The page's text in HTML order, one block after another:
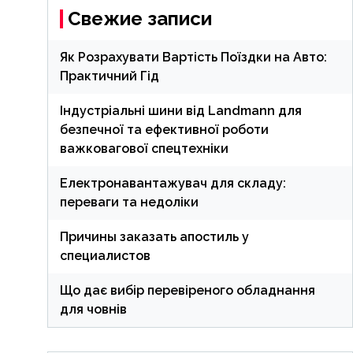
Свежие записи
Як Розрахувати Вартість Поїздки на Авто:
Практичний Гід
Індустріальні шини від Landmann для
безпечної та ефективної роботи
важковагової спецтехніки
Електронавантажувач для складу:
переваги та недоліки
Причины заказать апостиль у
специалистов
Що дає вибір перевіреного обладнання
для човнів